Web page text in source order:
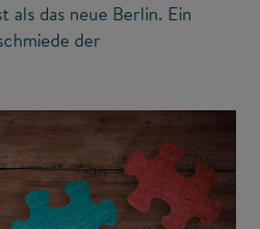
als das neue Berlin. Ein
der